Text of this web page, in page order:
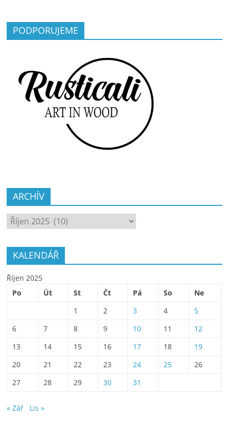
PODPORUJEME
ARCHÍV
ARCHÍV
KALENDÁŘ
Říjen 2025
Po
Út St Čt Pá So
Ne
1
2 3 4
5
6
7 8 9 10 11
12
13
14 15 16 17 18
19
20
21 22 23 24 25
26
27
28 29 30 31
« Zář Lis »